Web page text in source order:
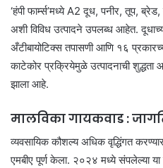
‘हंपी फार्म्स’मध्ये A2 दूध, पनीर, तूप,
अशी विविध उत्पादने उपलब्ध आहेत.
अँटीबायोटिक्स तपासणी आणि १६
काटेकोर प्रक्रियेमुळे उत्पादनाची शुद्धता
झाला आहे.
मालविका गायकवाड :
व्यवसायिक कौशल्य अधिक वृद्धिंगत
एमबीए पूर्ण केला. २०२४ मध्ये संपलेल्या या